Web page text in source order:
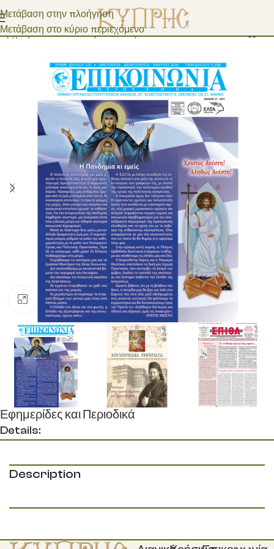
Μετάβαση στην πλοήγηση
Μετάβαση στο κύριο περιεχόμενο
Αρχική σελίδα/Ειδικές εκδόσεις
Κάντε κλικ για μεγέθυνση
Εφημερίδες και Περιοδικά
Details:
Description